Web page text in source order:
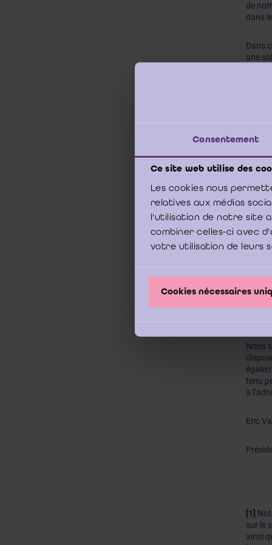
Consentement
Ce site web utilise des
Les cookies nous
relatives aux médias
l'utilisation de notre site
combiner celles-ci avec
votre utilisation de leurs
Cookies nécessaires
de
dans
Dans
une
des
En
une
ce
Nous
tenu
à
Eric
[1]
sur le
ainsi